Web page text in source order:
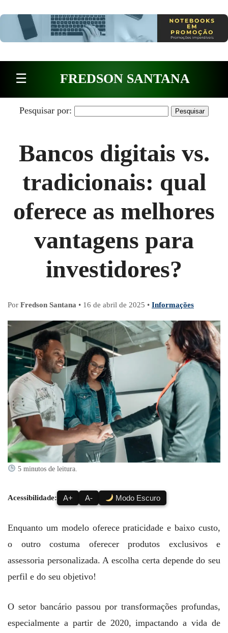
☰ FREDSON SANTANA
Pesquisar por:
Bancos digitais vs.
tradicionais: qual
oferece as melhores
vantagens para
investidores?
Por Fredson Santana • 16 de abril de 2025 • Informações
5 minutos de leitura.
Acessibilidade: A+ A- Modo Escuro
Enquanto um modelo oferece praticidade e baixo custo,
o outro costuma oferecer produtos exclusivos e
assessoria personalizada. A escolha certa depende do seu
perfil e do seu objetivo!
O setor bancário passou por transformações profundas,
especialmente a partir de 2020, impactando a vida de